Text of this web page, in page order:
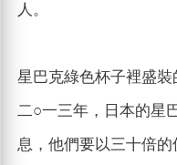
人。
星巴克綠色杯子裡盛裝
二○一三年，日本的星
息，他們要以三十倍